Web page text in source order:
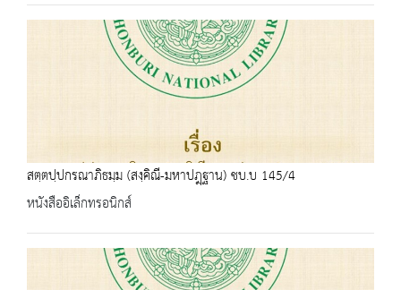
สตฺตปฺปกรณาภิธมฺม (สงฺคิณี-มหาปฎฺฐาน) ชบ.บ 145/4
หนังสืออิเล็กทรอนิกส์